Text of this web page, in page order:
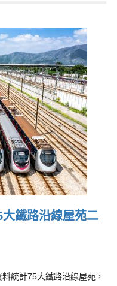
大鐵路沿線屋苑二
統計75大鐵路沿線屋苑，